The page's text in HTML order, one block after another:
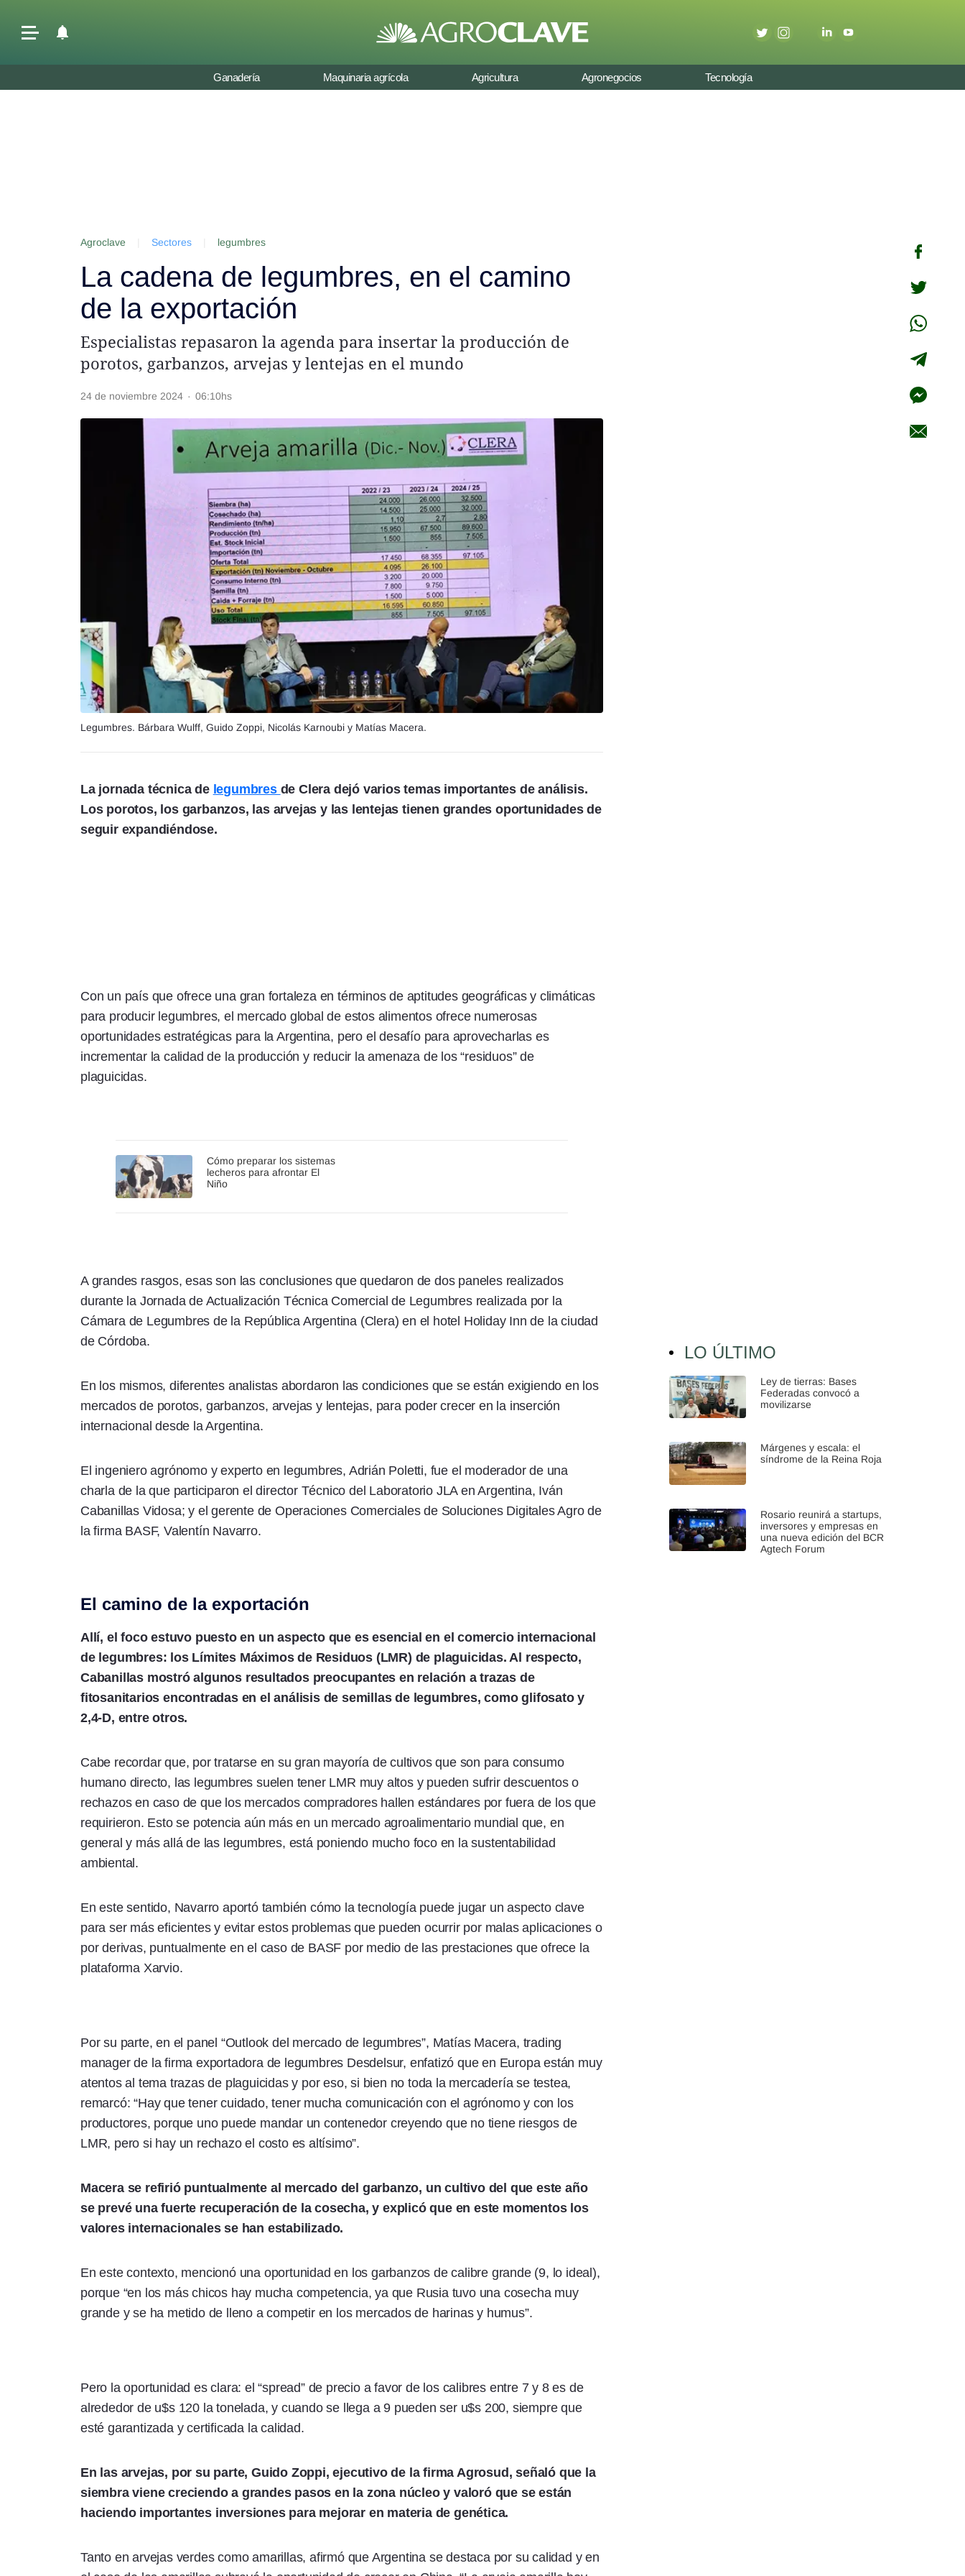
Ganadería Maquinaria agrícola Agricultura Agronegocios Tecnología
Agroclave Sectores legumbres
La cadena de legumbres, en el camino
de la exportación
Especialistas repasaron la agenda para insertar la producción de
porotos, garbanzos, arvejas y lentejas en el mundo
24 de noviembre 2024 · 06:10hs
Legumbres. Bárbara Wulff, Guido Zoppi, Nicolás Karnoubi y Matías Macera.
La jornada técnica de legumbres de Clera dejó varios temas importantes de análisis.
Los porotos, los garbanzos, las arvejas y las lentejas tienen grandes oportunidades de
seguir expandiéndose.
Con un país que ofrece una gran fortaleza en términos de aptitudes geográficas y climáticas
para producir legumbres, el mercado global de estos alimentos ofrece numerosas
oportunidades estratégicas para la Argentina, pero el desafío para aprovecharlas es
incrementar la calidad de la producción y reducir la amenaza de los “residuos” de
plaguicidas.
Cómo preparar los sistemas
lecheros para afrontar El
Niño
A grandes rasgos, esas son las conclusiones que quedaron de dos paneles realizados
durante la Jornada de Actualización Técnica Comercial de Legumbres realizada por la
Cámara de Legumbres de la República Argentina (Clera) en el hotel Holiday Inn de la ciudad
de Córdoba.
En los mismos, diferentes analistas abordaron las condiciones que se están exigiendo en los
mercados de porotos, garbanzos, arvejas y lentejas, para poder crecer en la inserción
internacional desde la Argentina.
El ingeniero agrónomo y experto en legumbres, Adrián Poletti, fue el moderador de una
charla de la que participaron el director Técnico del Laboratorio JLA en Argentina, Iván
Cabanillas Vidosa; y el gerente de Operaciones Comerciales de Soluciones Digitales Agro de
la firma BASF, Valentín Navarro.
El camino de la exportación
Allí, el foco estuvo puesto en un aspecto que es esencial en el comercio internacional
de legumbres: los Límites Máximos de Residuos (LMR) de plaguicidas. Al respecto,
Cabanillas mostró algunos resultados preocupantes en relación a trazas de
fitosanitarios encontradas en el análisis de semillas de legumbres, como glifosato y
2,4-D, entre otros.
Cabe recordar que, por tratarse en su gran mayoría de cultivos que son para consumo
humano directo, las legumbres suelen tener LMR muy altos y pueden sufrir descuentos o
rechazos en caso de que los mercados compradores hallen estándares por fuera de los que
requirieron. Esto se potencia aún más en un mercado agroalimentario mundial que, en
general y más allá de las legumbres, está poniendo mucho foco en la sustentabilidad
ambiental.
En este sentido, Navarro aportó también cómo la tecnología puede jugar un aspecto clave
para ser más eficientes y evitar estos problemas que pueden ocurrir por malas aplicaciones o
por derivas, puntualmente en el caso de BASF por medio de las prestaciones que ofrece la
plataforma Xarvio.
Por su parte, en el panel “Outlook del mercado de legumbres”, Matías Macera, trading
manager de la firma exportadora de legumbres Desdelsur, enfatizó que en Europa están muy
atentos al tema trazas de plaguicidas y por eso, si bien no toda la mercadería se testea,
remarcó: “Hay que tener cuidado, tener mucha comunicación con el agrónomo y con los
productores, porque uno puede mandar un contenedor creyendo que no tiene riesgos de
LMR, pero si hay un rechazo el costo es altísimo”.
Macera se refirió puntualmente al mercado del garbanzo, un cultivo del que este año
se prevé una fuerte recuperación de la cosecha, y explicó que en este momentos los
valores internacionales se han estabilizado.
En este contexto, mencionó una oportunidad en los garbanzos de calibre grande (9, lo ideal),
porque “en los más chicos hay mucha competencia, ya que Rusia tuvo una cosecha muy
grande y se ha metido de lleno a competir en los mercados de harinas y humus”.
Pero la oportunidad es clara: el “spread” de precio a favor de los calibres entre 7 y 8 es de
alrededor de u$s 120 la tonelada, y cuando se llega a 9 pueden ser u$s 200, siempre que
esté garantizada y certificada la calidad.
En las arvejas, por su parte, Guido Zoppi, ejecutivo de la firma Agrosud, señaló que la
siembra viene creciendo a grandes pasos en la zona núcleo y valoró que se están
haciendo importantes inversiones para mejorar en materia de genética.
Tanto en arvejas verdes como amarillas, afirmó que Argentina se destaca por su calidad y en
LO ÚLTIMO
Ley de tierras: Bases
Federadas convocó a
movilizarse
Márgenes y escala: el
síndrome de la Reina Roja
Rosario reunirá a startups,
inversores y empresas en
una nueva edición del BCR
Agtech Forum